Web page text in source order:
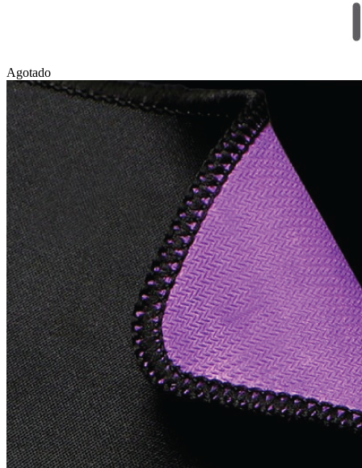
Agotado